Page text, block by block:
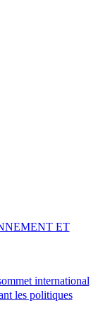
international
les politiques
ET